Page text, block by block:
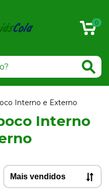
0
Interno e Externo
Interno